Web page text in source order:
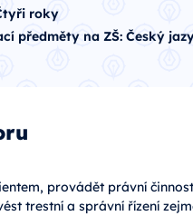
roky
předměty na ZŠ: Český
provádět právní
trestní a správní řízení